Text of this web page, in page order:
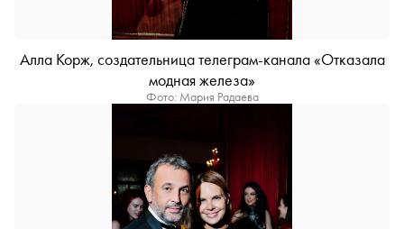
Алла Корж, создательница телеграм-канала «Отказала
модная железа»
Фото: Мария Радаева